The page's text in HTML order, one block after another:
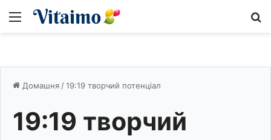
Меню
Домашня /19:19 творчий потенціал
19:19 творчий